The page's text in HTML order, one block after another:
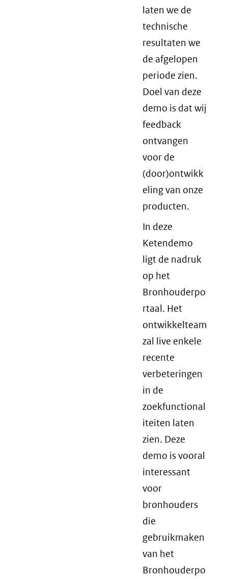
laten we de
technische
resultaten we
de afgelopen
periode zien.
Doel van deze
demo is dat wij
feedback
ontvangen
voor de
(door)ontwikk
eling van onze
producten.
In deze
Ketendemo
ligt de nadruk
op het
Bronhouderpo
rtaal. Het
ontwikkelteam
zal live enkele
recente
verbeteringen
in de
zoekfunctional
iteiten laten
zien. Deze
demo is vooral
interessant
voor
bronhouders
die
gebruikmaken
van het
Bronhouderpo